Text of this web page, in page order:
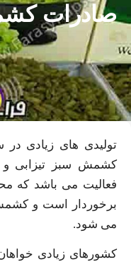
صادرات
تولیدی های زیادی در
کشمش سبز تیزابی
فعالیت می باشد که
برخوردار است و
می شود.
کشورهای زیادی